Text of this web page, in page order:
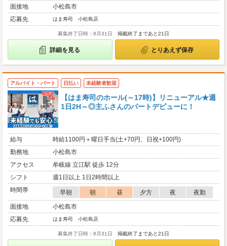
面接地
小松島市
応募先
はま寿司 小松島店
募集終了日時：8月31日 掲載終了まであと21日
詳細を見る とりあえず保存
アルバイト・パート 日払い 未経験者歓迎
【はま寿司のホール(～17時)】リニューアル★週
1日2H～◎主ふさんのパートデビューに！
給与
時給1100円＋曜日手当(土+70円、日祝+100円)
勤務地
小松島市
アクセス
牟岐線 立江駅 徒歩 12分
シフト
週1日以上 1日2時間以上
時間帯
早朝 朝 昼 夕方 夜
夜勤
面接地
小松島市
応募先
はま寿司 小松島店
募集終了日時：8月31日 掲載終了まであと21日